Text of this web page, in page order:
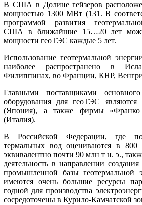
В США в Долине гейзеров
мощностью 1300 МВт (131. В
программой развития
США в ближайшие 15…20 лет
мощности геоТЭС каждые 5 лет.
Использование геотермальной
наиболее распространено в
Филиппинах, во Франции, КНР,
Главными поставщиками
оборудования для геоТЭС
(Япония), а также фирмы «Франко
(Италия).
В Российской Федерации, где
термальных вод оцениваются в
эквивалентно почти 90 млн т н. э.,
деятельность в направлении
промышленной базы геотермальной
имеются очень большие ресурсы
годной для производства
сосредоточены в Курило-Камчатской